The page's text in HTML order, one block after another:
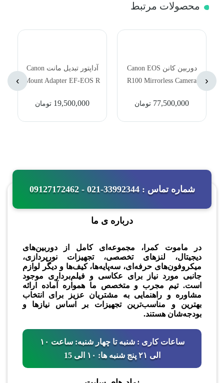
محصولات مرتبط
دوربین کانن Canon EOS
R100 Mirrorless Camera
77,500,000 تومان
آداپتور تبدیل مانت Canon
Mount Adapter EF-EOS R
19,500,000 تومان
‹
›
شماره تماس : 33992344-021 - 09127172462
درباره ی ما
در ماموت کمرا، مجموعه‌ای کامل از دوربین‌های
دیجیتال، لنزهای تخصصی، تجهیزات نورپردازی،
میکروفون‌های حرفه‌ای، سه‌پایه‌ها، کیف‌ها و دیگر لوازم
جانبی مورد نیاز برای عکاسی و فیلم‌برداری موجود
است. تیم مجرب و متخصص ما همواره آماده ارائه
مشاوره و راهنمایی به مشتریان عزیز برای انتخاب
بهترین و مناسب‌ترین تجهیزات بر اساس نیازها و
بودجه‌شان هستند.
ساعات کاری : شنبه تا چهار شنبه: ساعت ۱۰
الی ۲۱ پنج شنبه ها: ۱۰ الی 15